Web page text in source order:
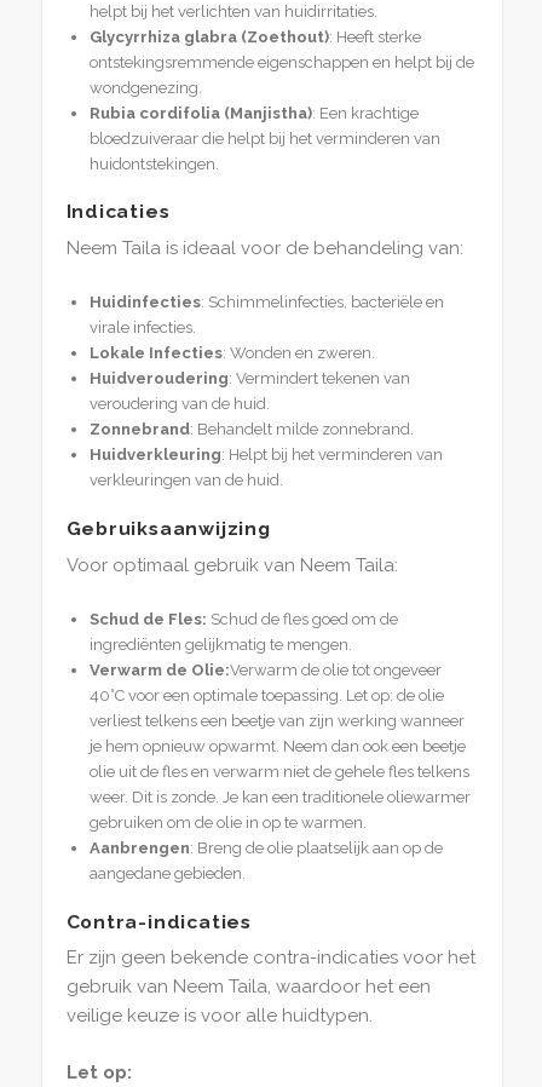
helpt bij het verlichten van huidirritaties.
Glycyrrhiza glabra (Zoethout): Heeft sterke
ontstekingsremmende eigenschappen en helpt bij de
wondgenezing.
Rubia cordifolia (Manjistha): Een krachtige
bloedzuiveraar die helpt bij het verminderen van
huidontstekingen.
Indicaties
Neem Taila is ideaal voor de behandeling van:
Huidinfecties: Schimmelinfecties, bacteriële en
virale infecties.
Lokale Infecties: Wonden en zweren.
Huidveroudering: Vermindert tekenen van
veroudering van de huid.
Zonnebrand: Behandelt milde zonnebrand.
Huidverkleuring: Helpt bij het verminderen van
verkleuringen van de huid.
Gebruiksaanwijzing
Voor optimaal gebruik van Neem Taila:
Schud de Fles: Schud de fles goed om de
ingrediënten gelijkmatig te mengen.
Verwarm de Olie:Verwarm de olie tot ongeveer
40°C voor een optimale toepassing. Let op: de olie
verliest telkens een beetje van zijn werking wanneer
je hem opnieuw opwarmt. Neem dan ook een beetje
olie uit de fles en verwarm niet de gehele fles telkens
weer. Dit is zonde. Je kan een traditionele oliewarmer
gebruiken om de olie in op te warmen.
Aanbrengen: Breng de olie plaatselijk aan op de
aangedane gebieden.
Contra-indicaties
Er zijn geen bekende contra-indicaties voor het
gebruik van Neem Taila, waardoor het een
veilige keuze is voor alle huidtypen.
Let op: